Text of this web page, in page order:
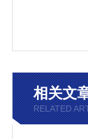
相关文
RELATED